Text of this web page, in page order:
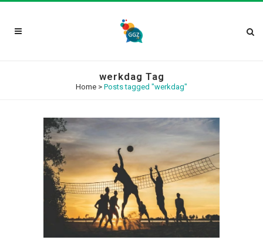
werkdag Tag
Home > Posts tagged "werkdag"